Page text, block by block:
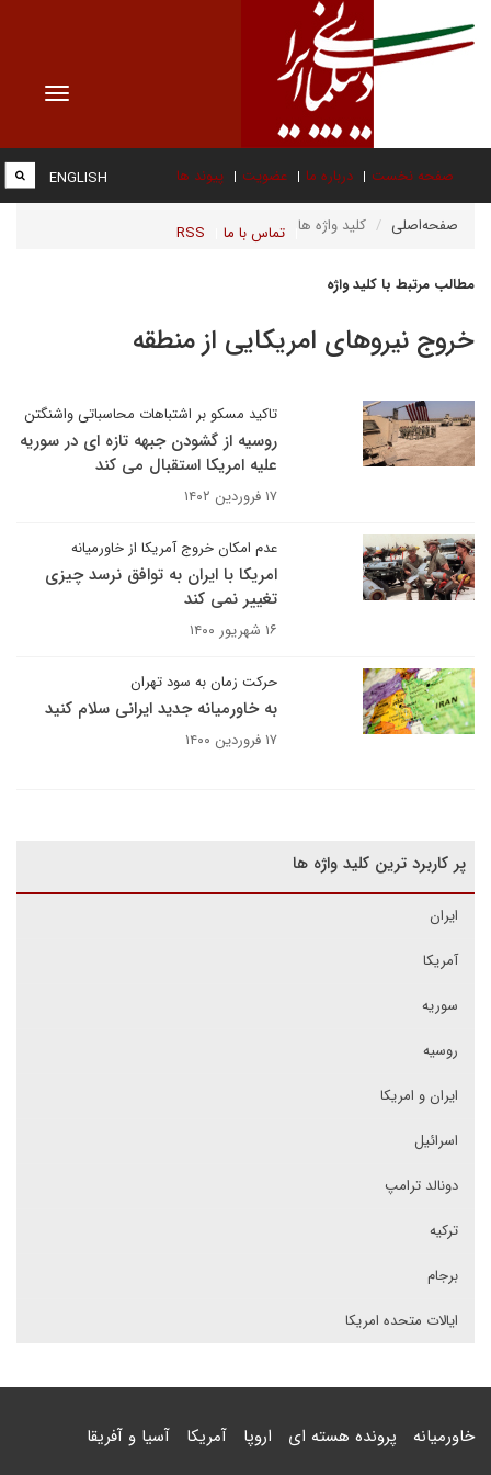
Toggle
صفحه نخست درباره ما عضویت پیوند ها
تماس با ما RSS
ENGLISH
صفحه‌اصلی کلید واژه ها
مطالب مرتبط با کلید واژه
خروج نیروهای امریکایی از منطقه
تاکید مسکو بر اشتباهات محاسباتی واشنگتن
روسیه از گشودن جبهه تازه ای در سوریه
علیه امریکا استقبال می کند
۱۷ فروردین ۱۴۰۲
عدم امکان خروج آمریکا از خاورمیانه
امریکا با ایران به توافق نرسد چیزی
تغییر نمی کند
۱۶ شهریور ۱۴۰۰
حرکت زمان به سود تهران
به خاورمیانه جدید ایرانی سلام کنید
۱۷ فروردین ۱۴۰۰
پر کاربرد ترین کلید واژه ها
ایران
آمریکا
سوریه
روسیه
ایران و امریکا
اسرائیل
دونالد ترامپ
ترکیه
برجام
ایالات متحده امریکا
خاورمیانه پرونده هسته ای اروپا آمریکا آسیا و آفریقا